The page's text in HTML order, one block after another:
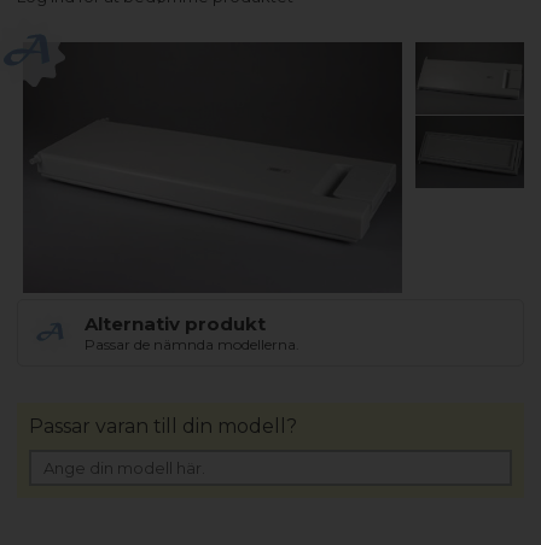
Alternativ produkt
Passar de nämnda modellerna.
Passar varan till din modell?